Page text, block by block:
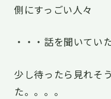
側にすっごい人々
・・・話を聞いてい
少し待ったら見れそ
た。。。。